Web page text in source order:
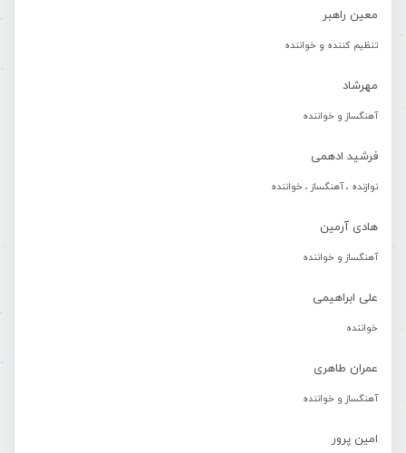
معین راهبر
تنظیم کننده و خواننده
مهرشاد
آهنگساز و خواننده
فرشید ادهمی
نوازنده ، آهنگساز ، خواننده
هادی آرمین
آهنگساز و خواننده
علی ابراهیمی
خواننده
عمران طاهری
آهنگساز و خواننده
امین پرور